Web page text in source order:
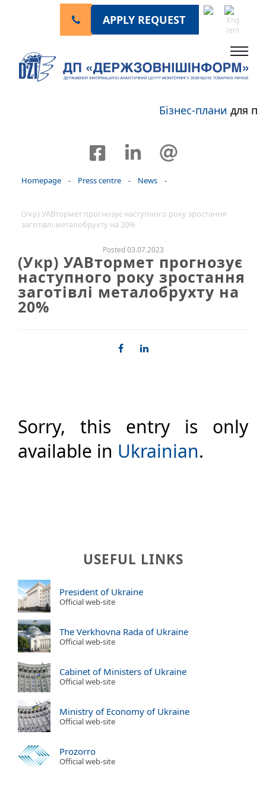
APPLY REQUEST
Бізнес-планидля
Homepage - Press centre - News -
(Укр) УАВтормет прогнозує наступного року зростання
заготівлі металобрухту на 20%
Posted 03.07.2023
(Укр) УАВтормет прогнозує
наступного року зростання
заготівлі металобрухту на
20%
Sorry, this entry is only
available in Ukrainian.
USEFUL LINKS
President of Ukraine
Official web-site
The Verkhovna Rada of Ukraine
Official web-site
Cabinet of Ministers of Ukraine
Official web-site
Ministry of Economy of Ukraine
Official web-site
Prozorro
Official web-site